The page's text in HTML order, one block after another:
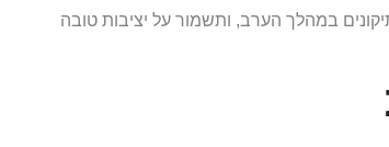
במהלך הערב, ותשמור על יציבות טובה